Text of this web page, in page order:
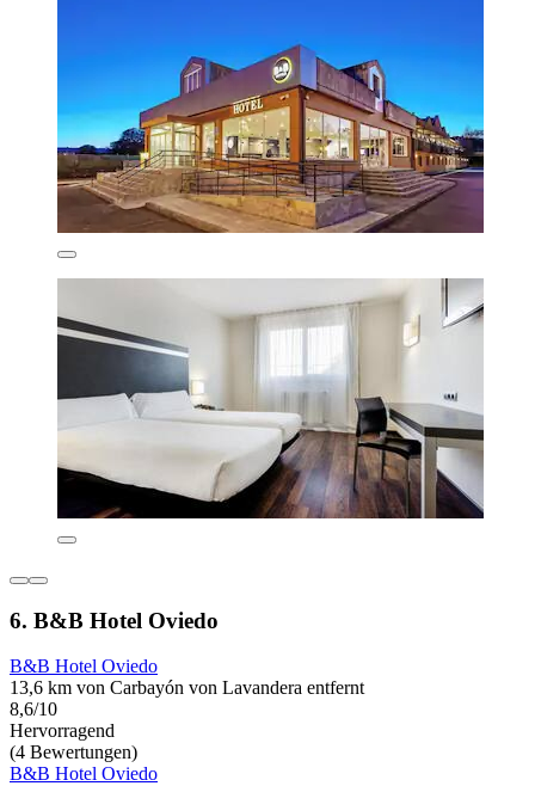
6. B&B Hotel Oviedo
B&B Hotel Oviedo
13,6 km von Carbayón von Lavandera entfernt
8,6/10
Hervorragend
(4 Bewertungen)
B&B Hotel Oviedo